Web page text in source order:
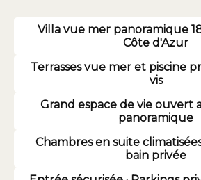
Villa vue mer panoramique
Côte d'Azur
Terrasses vue mer et piscine
vis
Grand espace de vie ouvert
panoramique
Chambres en suite
bain privée